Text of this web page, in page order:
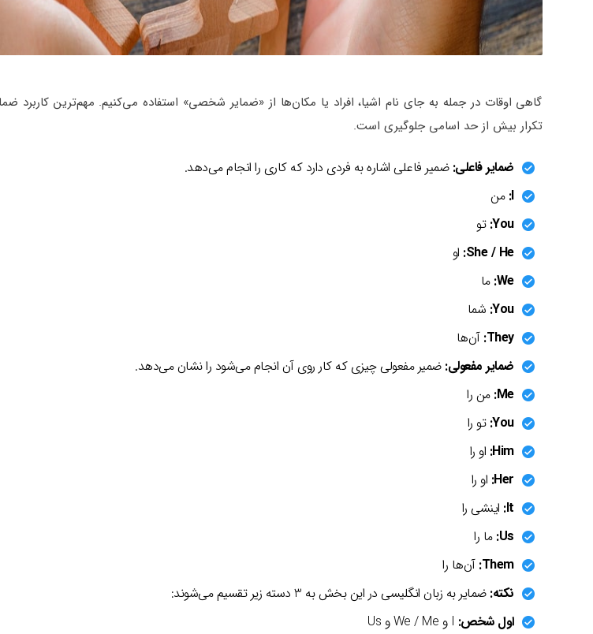
گاهی اوقات در جمله به جای نام اشیا، افراد یا مکان‌ها از «ضمایر شخصی» استفاده می‌کنیم. مهم‌ترین کاربرد
تکرار بیش از حد اسامی جلوگیری است.
ضمایر فاعلی: ضمیر فاعلی اشاره به فردی دارد که کاری را انجام می‌دهد.
I: من
You: تو
She / He: او
We: ما
You: شما
They: آن‌ها
ضمایر مفعولی: ضمیر مفعولی چیزی که کار روی آن انجام می‌شود را نشان می‌دهد.
Me: من را
You: تو را
Him: او را
Her: او را
It: اینشی را
Us: ما را
Them: آن‌ها را
نکته: ضمایر به زبان انگلیسی در این بخش به 3 دسته زیر تقسیم می‌شوند:
اول شخص: